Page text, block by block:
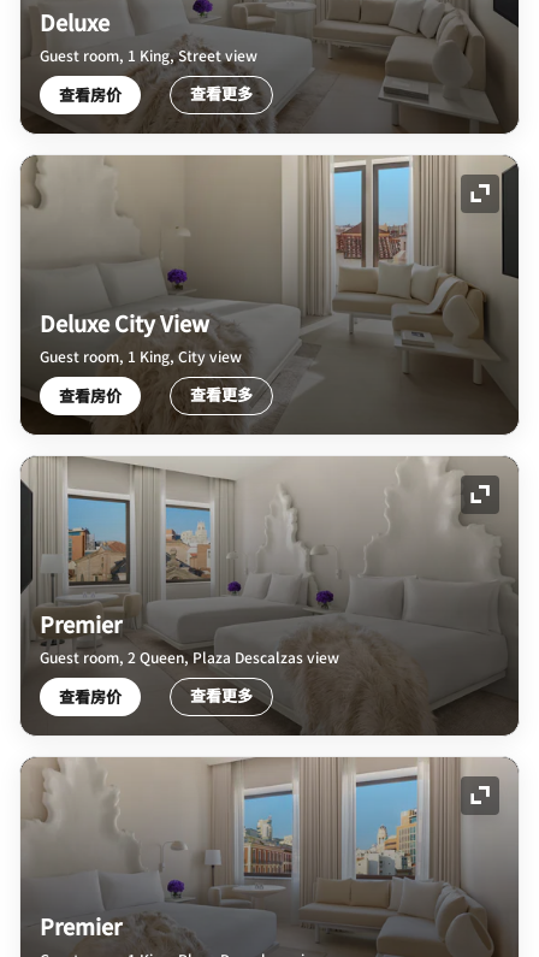
Deluxe
Guest room, 1 King, Street view
查看房价 查看更多
展开
Deluxe City View
Guest room, 1 King, City view
查看房价 查看更多
展开
Premier
Guest room, 2 Queen, Plaza Descalzas view
查看房价 查看更多
展开
Premier